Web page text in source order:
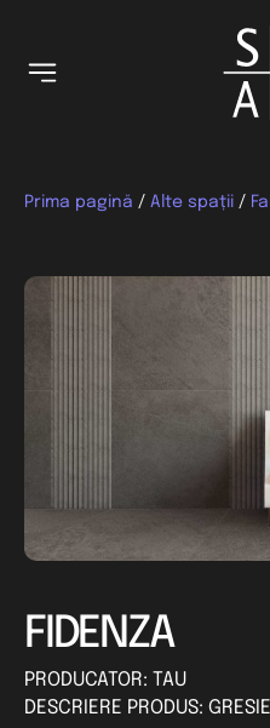
Prima pagină / Alte spații /
FIDENZA
PRODUCATOR: TAU
DESCRIERE PRODUS: